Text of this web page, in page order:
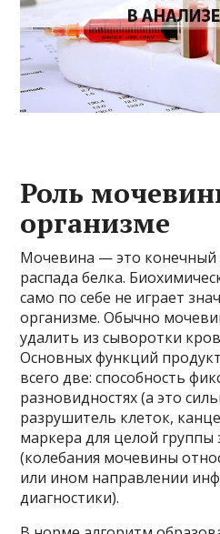
Роль
организме
Мочевина — это конечный
распада белка.
само по себе не играет
организме. Обычно
удалить из сыворотки
Основных функций
всего две: способность
разновидностях (а это
разрушитель клеток,
маркера для целой группы
(колебания мочевины
или ином направлении
диагностики).